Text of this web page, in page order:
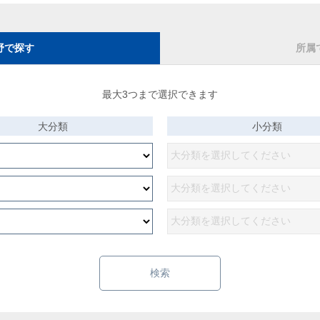
で探す 所属
最大3つまで選択できます
大分類 小分類
検索